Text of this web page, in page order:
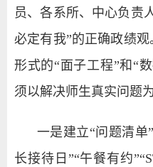
员、各系所、中心负责
必定有我”的正确政绩
形式的“面子工程”和“
须以解决师生真实问题
一是建立“问题清单
长接待日”“午餐有约